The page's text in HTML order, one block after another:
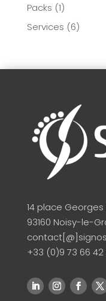
Packs (1)
Services (6)
14 place
93160 Noisy-le-
+33 (0)9 73 66 42